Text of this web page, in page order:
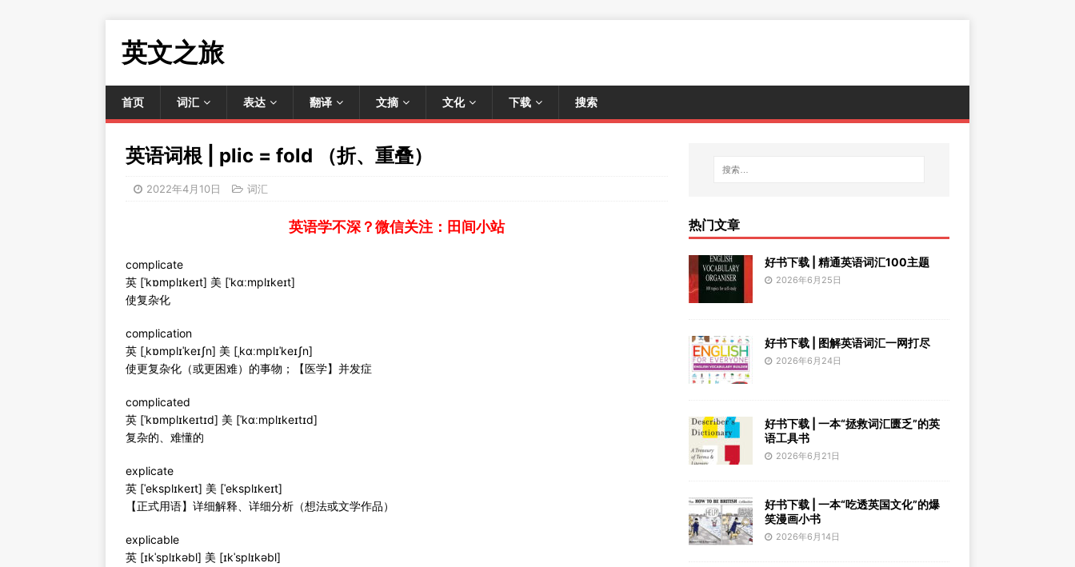
英文之旅
首页 词汇 表达 翻译 文摘 文化 下载 搜索
英语词根 | plic = fold （折、重叠）
2022年4月10日 词汇
英语学不深？微信关注：田间小站
complicate
英 [ˈkɒmplɪkeɪt] 美 [ˈkɑːmplɪkeɪt]
使复杂化
complication
英 [ˌkɒmplɪˈkeɪʃn] 美 [ˌkɑːmplɪˈkeɪʃn]
使更复杂化（或更困难）的事物；【医学】并发症
complicated
英 [ˈkɒmplɪkeɪtɪd] 美 [ˈkɑːmplɪkeɪtɪd]
复杂的、难懂的
explicate
英 [ˈeksplɪkeɪt] 美 [ˈeksplɪkeɪt]
【正式用语】详细解释、详细分析（想法或文学作品）
explicable
英 [ɪkˈsplɪkəbl] 美 [ɪkˈsplɪkəbl]
热门文章
好书下载 | 精通英语词汇100主题
2026年6月25日
好书下载 | 图解英语词汇一网打尽
2026年6月24日
好书下载 | 一本“拯救词汇匮乏”的英
语工具书
2026年6月21日
好书下载 | 一本“吃透英国文化”的爆
笑漫画小书
2026年6月14日